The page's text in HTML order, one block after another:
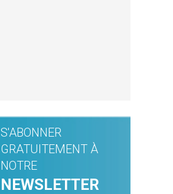
S'ABONNER
GRATUITEMENT À
NOTRE
NEWSLETTER